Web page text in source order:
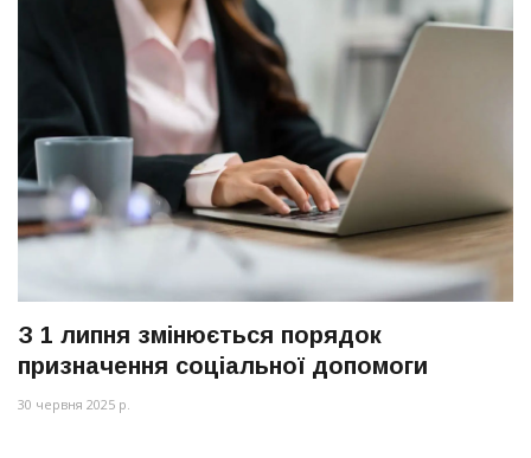
З 1 липня змінюється порядок
призначення соціальної допомоги
30 червня 2025 р.